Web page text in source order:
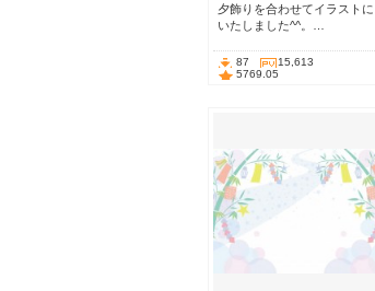
夕飾りを合わせてイラストに
いたしました^^。…
87
15,613
5769.05